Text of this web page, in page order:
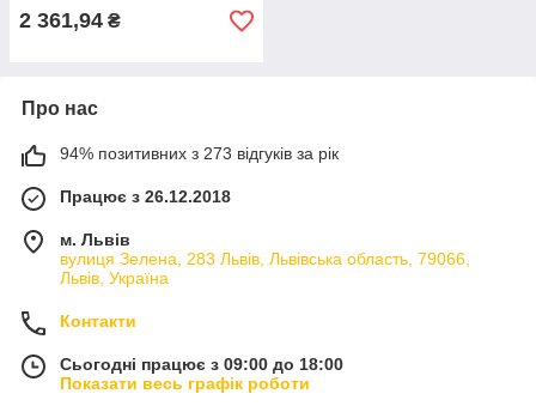
2 361,94 ₴
Про нас
94% позитивних з 273 відгуків за рік
Працює з 26.12.2018
м. Львів
вулиця Зелена, 283 Львів, Львівська область, 79066,
Львів, Україна
Контакти
Сьогодні працює з 09:00 до 18:00
Показати весь графік роботи